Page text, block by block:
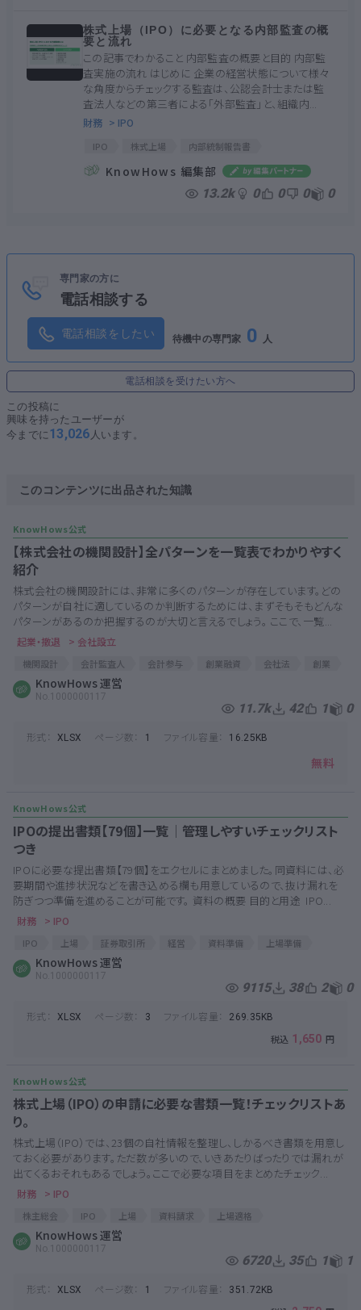
株式上場（IPO）に必要となる内部監査の概
要と流れ
この記事でわかること 内部監査の概要と目的 内部監
査実施の流れ はじめに 企業の経営状態について様々
な角度からチェックする監査は、公認会計士または監
査法人などの第三者による「外部監査」と、組織内...
財務 > IPO
IPO 株式上場
内部統制報告書
内部監査基準
日本内部監査協会
KnowHows 編集部
13.2k 0 0 0 0
専門家の方に
電話相談する
電話相談をしたい 待機中の専門家 0 人
電話相談を受けたい方へ
この投稿に
興味を持ったユーザーが
今までに13,026 人います。
このコンテンツに出品された知識
【株式会社の機関設計】全パターンを一覧表でわかりやすく
紹介
株式会社の機関設計には、非常に多くのパターンが存在しています。どの
パターンが自社に適しているのか判断するためには、まずそもそもどんな
パターンがあるのか把握するのが大切と言えるでしょう。 ここで、一覧...
起業・撤退 > 会社設立
機関設計 会計監査人 会計参与 創業融資 会社法
創業
役員会
株式会社設立
KnowHows 運営
No.1000000117
11.7k 42 1 0
形式： XLSX ページ数： 1 ファイル容量： 16.25KB
無料
IPOの提出書類【79個】一覧│管理しやすいチェックリスト
つき
IPOに必要な提出書類【79個】をエクセルにまとめました。同資料には、必
要期間や進捗状況などを書き込める欄も用意しているので、抜け漏れを
防ぎつつ準備を進めることが可能です。 資料の概要 目的と用途 IPO...
財務 > IPO
IPO 上場 証券取引所 経営 資料準備
上場準備
IPOチェックリスト
KnowHows 運営
No.1000000117
9115 38 2 0
形式： XLSX ページ数： 3 ファイル容量： 269.35KB
1,650
株式上場（IPO）の申請に必要な書類一覧！チェックリストあ
り。
株式上場（IPO）では、23個の自社情報を整理し、しかるべき書類を用意し
ておく必要があります。ただ数が多いので、いきあたりばったりでは漏れが
出てくるおそれもあるでしょう。ここで必要な項目をまとめたチェック...
財務 > IPO
株主総会 IPO 上場 資料請求
上場適格
反社会的勢力の排除
業務管理
資産管理
KnowHows 運営
No.1000000117
6720 35 1 1
形式： XLSX ページ数： 1 ファイル容量： 351.72KB